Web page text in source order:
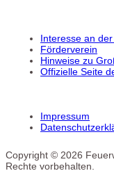
Interesse an
Förderverein
Hinweise zu
Offizielle Seite
Impressum
Copyright © 2026
Rechte vorbehalten.